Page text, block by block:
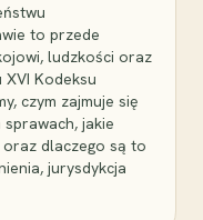
to przede
ludzkości oraz
Kodeksu
czym zajmuje się
jakie
dlaczego są to
jurysdykcja